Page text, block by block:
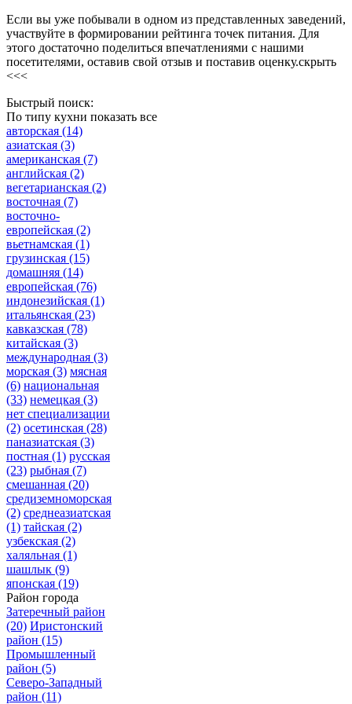
Если вы уже побывали в одном из представленных заведений,
участвуйте в формировании рейтинга точек питания. Для
этого достаточно поделиться впечатлениями с нашими
посетителями, оставив свой отзыв и поставив оценку.скрыть
<<<
Быстрый поиск:
По типу кухни показать все
авторская (14)
азиатская (3)
американская (7)
английская (2)
вегетарианская (2)
восточная (7)
восточно-
европейская (2)
вьетнамская (1)
грузинская (15)
домашняя (14)
европейская (76)
индонезийская (1)
итальянская (23)
кавказская (78)
китайская (3)
международная (3)
морская (3) мясная
(6) национальная
(33) немецкая (3)
нет специализации
(2) осетинская (28)
паназиатская (3)
постная (1) русская
(23) рыбная (7)
смешанная (20)
средиземноморская
(2) среднеазиатская
(1) тайская (2)
узбекская (2)
халяльная (1)
шашлык (9)
японская (19)
Район города
Затеречный район
(20) Иристонский
район (15)
Промышленный
район (5)
Северо-Западный
район (11)